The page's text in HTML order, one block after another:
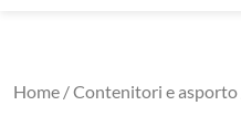
Home /Contenitori e asporto